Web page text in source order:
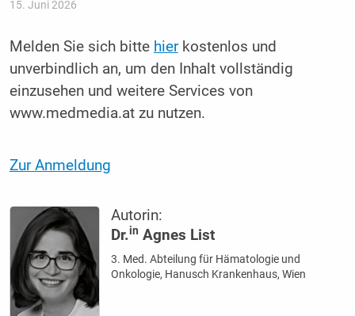
15. Juni 2026
Melden Sie sich bitte hierkostenlos und
unverbindlich an, um den Inhalt vollständig
einzusehen und weitere Services von
www.medmedia.at zu nutzen.
Zur Anmeldung
Autorin:
Dr.in Agnes List
3. Med. Abteilung für Hämatologie und
Onkologie, Hanusch Krankenhaus, Wien